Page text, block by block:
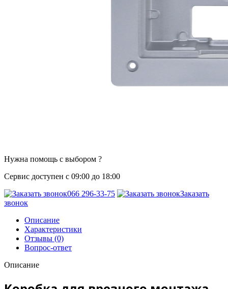
Нужна помощь с выбором ?
Сервис доступен с 09:00 до 18:00
066 296-33-75
Заказать
звонок
Описание
Характеристики
Отзывы (0)
Вопрос-ответ
Описание